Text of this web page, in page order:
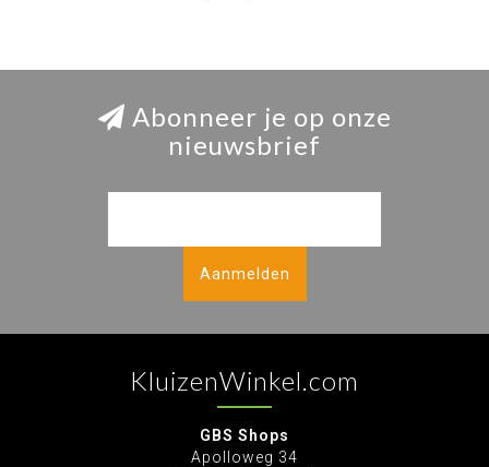
Abonneer je op onze
nieuwsbrief
Aanmelden
KluizenWinkel.com
GBS Shops
Apolloweg 34